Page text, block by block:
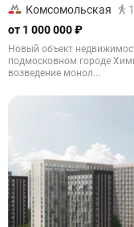
Комсомольская
от 1 000 000 ₽
Новый объект
подмосковном городе
возведение монол...